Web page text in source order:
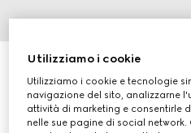
Décolleté slingback donna
CHF 660
Utilizziamo i cookie
Utilizziamo i cookie e tecnologie
navigazione del sito, analizzarne
attività di marketing e consentirle
nelle sue pagine di social